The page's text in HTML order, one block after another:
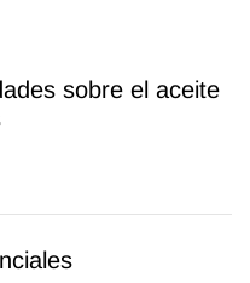
sobre el aceite